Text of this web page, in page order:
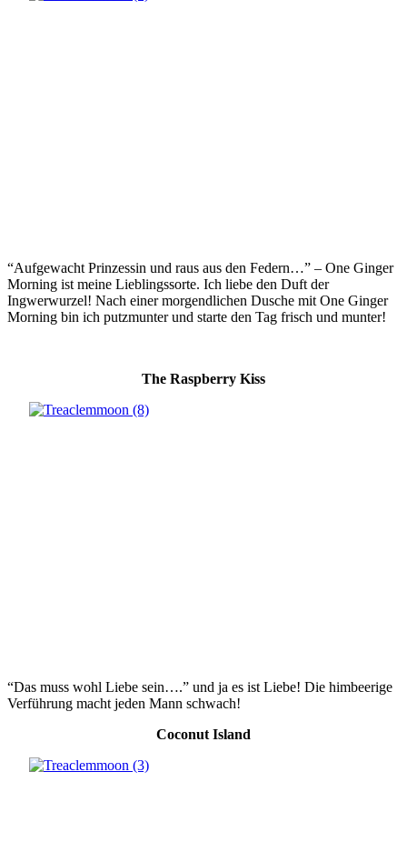
“Aufgewacht Prinzessin und raus aus den Federn…” – One Ginger
Morning ist meine Lieblingssorte. Ich liebe den Duft der
Ingwerwurzel! Nach einer morgendlichen Dusche mit One Ginger
Morning bin ich putzmunter und starte den Tag frisch und munter!
The Raspberry Kiss
“Das muss wohl Liebe sein….” und ja es ist Liebe! Die himbeerige
Verführung macht jeden Mann schwach!
Coconut Island